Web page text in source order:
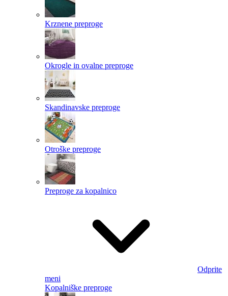
Krznene preproge
Okrogle in ovalne preproge
Skandinavske preproge
Otroške preproge
Preproge za kopalnico
Odprite
meni
Kopalniške preproge